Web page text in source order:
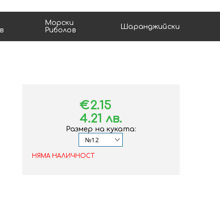
Морски
Риболов
Шаранджийски
€2.15
4.21 лв.
Размер на куката:
НЯМА НАЛИЧНОСТ